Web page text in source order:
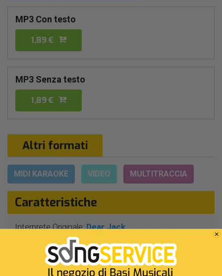
MP3 Con testo
1,89 €
MP3 Senza testo
1,89 €
Altri formati
MIDI KARAOKE VIDEO MULTITRACCIA
Caratteristiche
Interprete Originale:Dear Jack
Pop/rock Italiano
F.Zampaglione - A.Marcucci